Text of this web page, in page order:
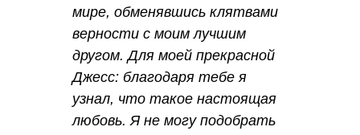
мире, обменявшись клятвами
верности с моим лучшим
другом. Для моей прекрасной
Джесс: благодаря тебе я
узнал, что такое настоящая
любовь. Я не могу подобрать